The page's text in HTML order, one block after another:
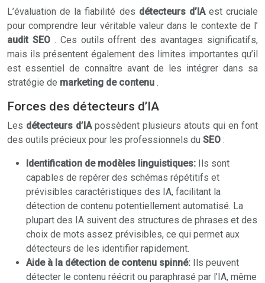
L’évaluation de la fiabilité des détecteurs d’IA est cruciale
pour comprendre leur véritable valeur dans le contexte de l’
audit SEO . Ces outils offrent des avantages significatifs,
mais ils présentent également des limites importantes qu’il
est essentiel de connaître avant de les intégrer dans sa
stratégie de marketing de contenu .
Forces des détecteurs d’IA
Les détecteurs d’IA possèdent plusieurs atouts qui en font
des outils précieux pour les professionnels du SEO :
Identification de modèles linguistiques: Ils sont
capables de repérer des schémas répétitifs et
prévisibles caractéristiques des IA, facilitant la
détection de contenu potentiellement automatisé. La
plupart des IA suivent des structures de phrases et des
choix de mots assez prévisibles, ce qui permet aux
détecteurs de les identifier rapidement.
Aide à la détection de contenu spinné: Ils peuvent
détecter le contenu réécrit ou paraphrasé par l’IA, même